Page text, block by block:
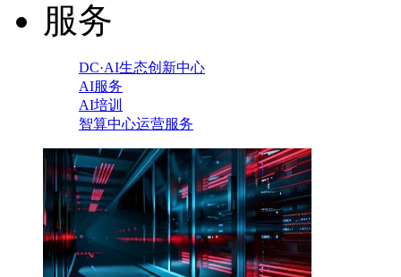
服务
DC·AI生态创新中心
AI服务
AI培训
智算中心运营服务